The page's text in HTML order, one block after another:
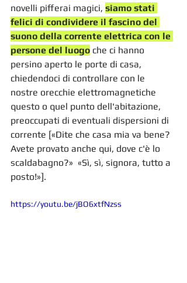
novelli pifferai magici, siamo stati
felici di condividere il fascino del
suono della corrente elettrica con le
persone del luogo che ci hanno
persino aperto le porte di casa,
chiedendoci di controllare con le
nostre orecchie elettromagnetiche
questo o quel punto dell'abitazione,
preoccupati di eventuali dispersioni di
corrente [«Dite che casa mia va bene?
Avete provato anche qui, dove c'è lo
scaldabagno?»  «Sì, sì, signora, tutto a
posto!»].
https://youtu.be/jBO6xtfNzss